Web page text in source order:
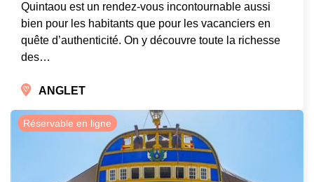
Quintaou est un rendez-vous incontournable aussi
bien pour les habitants que pour les vacanciers en
quête d’authenticité. On y découvre toute la richesse
des…
ANGLET
Réservable en ligne